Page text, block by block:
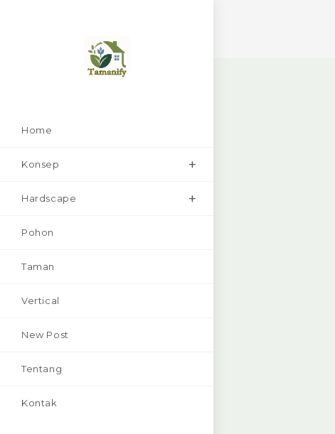
Home
Konsep
Hardscape
Pohon
Taman
Vertical
New Post
Tentang
Kontak